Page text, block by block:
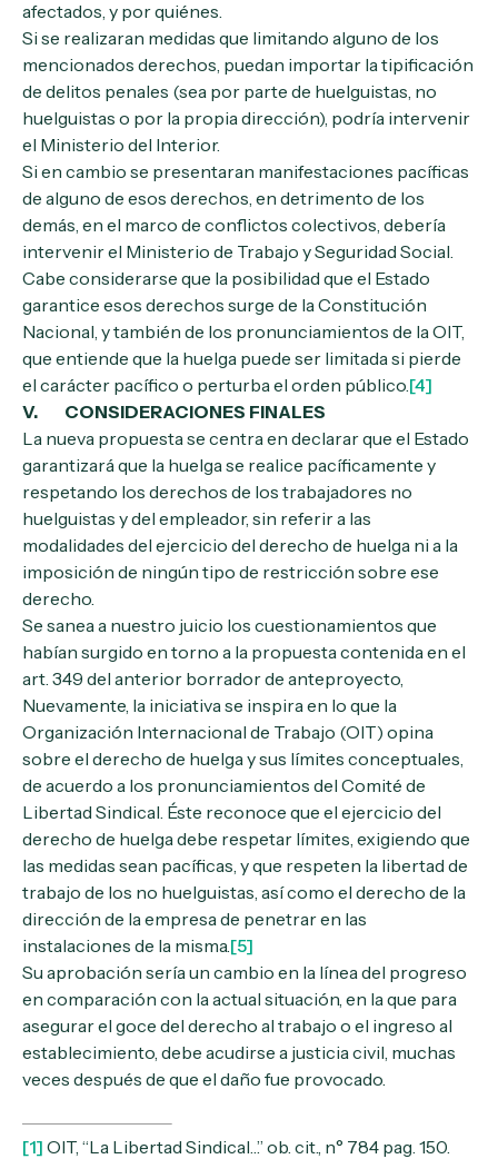
afectados, y por quiénes.
Si se realizaran medidas que limitando alguno de los
mencionados derechos, puedan importar la tipificación
de delitos penales (sea por parte de huelguistas, no
huelguistas o por la propia dirección), podría intervenir
el Ministerio del Interior.
Si en cambio se presentaran manifestaciones pacíficas
de alguno de esos derechos, en detrimento de los
demás, en el marco de conflictos colectivos, debería
intervenir el Ministerio de Trabajo y Seguridad Social.
Cabe considerarse que la posibilidad que el Estado
garantice esos derechos surge de la Constitución
Nacional, y también de los pronunciamientos de la OIT,
que entiende que la huelga puede ser limitada si pierde
el carácter pacífico o perturba el orden público.[4]
V. CONSIDERACIONES FINALES
La nueva propuesta se centra en declarar que el Estado
garantizará que la huelga se realice pacíficamente y
respetando los derechos de los trabajadores no
huelguistas y del empleador, sin referir a las
modalidades del ejercicio del derecho de huelga ni a la
imposición de ningún tipo de restricción sobre ese
derecho.
Se sanea a nuestro juicio los cuestionamientos que
habían surgido en torno a la propuesta contenida en el
art. 349 del anterior borrador de anteproyecto,
Nuevamente, la iniciativa se inspira en lo que la
Organización Internacional de Trabajo (OIT) opina
sobre el derecho de huelga y sus límites conceptuales,
de acuerdo a los pronunciamientos del Comité de
Libertad Sindical. Éste reconoce que el ejercicio del
derecho de huelga debe respetar límites, exigiendo que
las medidas sean pacíficas, y que respeten la libertad de
trabajo de los no huelguistas, así como el derecho de la
dirección de la empresa de penetrar en las
instalaciones de la misma.[5]
Su aprobación sería un cambio en la línea del progreso
en comparación con la actual situación, en la que para
asegurar el goce del derecho al trabajo o el ingreso al
establecimiento, debe acudirse a justicia civil, muchas
veces después de que el daño fue provocado.
[1] OIT, “La Libertad Sindical…” ob. cit., n° 784 pag. 150.